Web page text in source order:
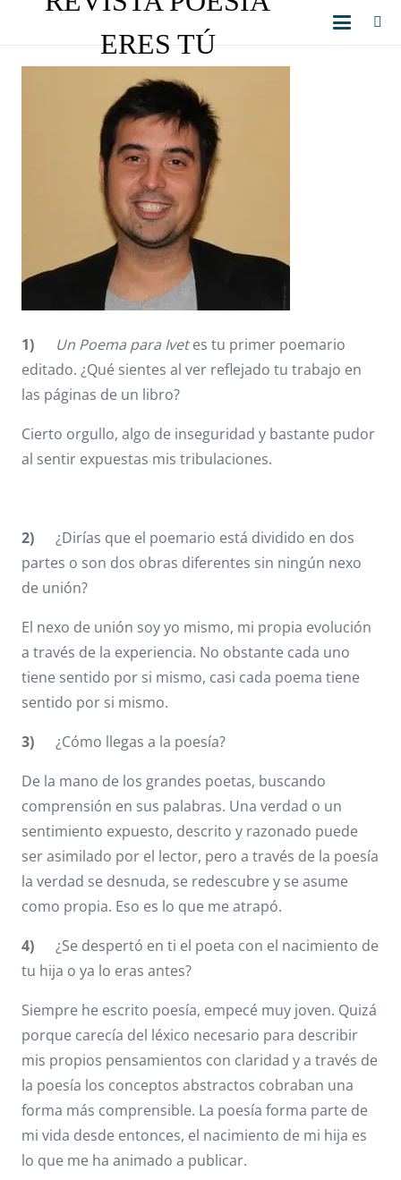
ERES TÚ
1) Un Poema para Ivetes tu primer poemario
editado. ¿Qué sientes al ver reflejado tu trabajo en
las páginas de un libro?
Cierto orgullo, algo de inseguridad y bastante pudor
al sentir expuestas mis tribulaciones.
2) ¿Dirías que el poemario está dividido en dos
partes o son dos obras diferentes sin ningún nexo
de unión?
El nexo de unión soy yo mismo, mi propia evolución
a través de la experiencia. No obstante cada uno
tiene sentido por si mismo, casi cada poema tiene
sentido por si mismo.
3) ¿Cómo llegas a la poesía?
De la mano de los grandes poetas, buscando
comprensión en sus palabras. Una verdad o un
sentimiento expuesto, descrito y razonado puede
ser asimilado por el lector, pero a través de la poesía
la verdad se desnuda, se redescubre y se asume
como propia. Eso es lo que me atrapó.
4) ¿Se despertó en ti el poeta con el nacimiento de
tu hija o ya lo eras antes?
Siempre he escrito poesía, empecé muy joven. Quizá
porque carecía del léxico necesario para describir
mis propios pensamientos con claridad y a través de
la poesía los conceptos abstractos cobraban una
forma más comprensible. La poesía forma parte de
mi vida desde entonces, el nacimiento de mi hija es
lo que me ha animado a publicar.